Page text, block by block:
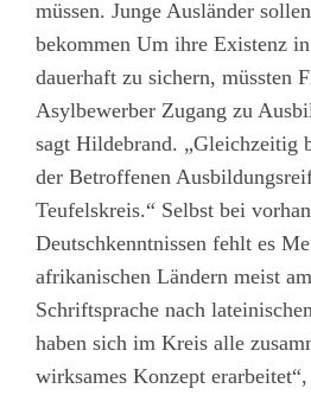
müssen. Junge Ausländer
bekommen Um ihre Existenz
dauerhaft zu sichern, müssten
Asylbewerber Zugang zu
sagt Hildebrand. „Gleichzeitig
der Betroffenen
Teufelskreis.“ Selbst bei
Deutschkenntnissen fehlt es
afrikanischen Ländern meist
Schriftsprache nach
haben sich im Kreis alle
wirksames Konzept